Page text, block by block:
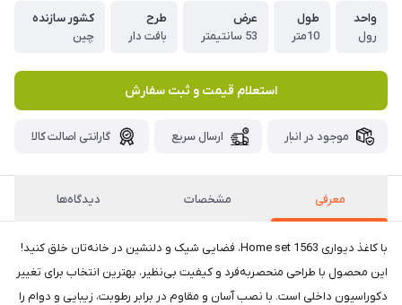
واحد
رول
طول
10متر
عرض
53 سانتیمتر
طرح
بافت دار
کشور سازنده
چین
استعلام قیمت و ثبت سفارش
موجود در انبار ارسال سریع گارانتی اصالت کالا
معرفی مشخصات دیدگاه‌ها
با کاغذ دیواری Home set 1563، فضایی شیک و دلنشین در خانه‌تان خلق کنید!
این محصول با طراحی منحصربه‌فرد و کیفیت بی‌نظیر، بهترین انتخاب برای تغییر
دکوراسیون داخلی است. با نصب آسان و مقاوم در برابر رطوبت، زیبایی و دوام را